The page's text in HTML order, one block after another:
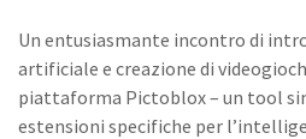
Un entusiasmante incontro di
artificiale e creazione di
piattaforma Pictoblox– un tool
estensioni specifiche per